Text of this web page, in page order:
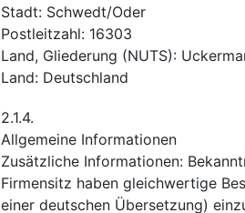
Stadt: Schwedt/Oder
Postleitzahl: 16303
Land, Gliederung (NUTS):
Land: Deutschland
2.1.4.
Allgemeine Informationen
Zusätzliche Informationen:
Firmensitz haben gleichwertige
einer deutschen Übersetzung)